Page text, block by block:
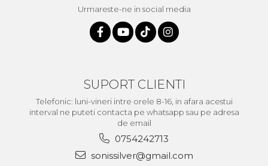
Urmareste-ne in social media
SUPORT CLIENTI
Telefonic: luni-vineri intre orele 8-16, in afara acestui
interval ne puteti contacta pe whatsapp sau pe adresa
de email
0754242713
sonissilver@gmail.com